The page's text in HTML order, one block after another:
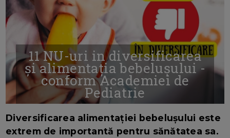
11 NU-uri in diversificarea
și alimentația bebelușului -
conform Academiei de
Pediatrie
Diversificarea alimentației bebelușului este
extrem de importantă pentru sănătatea sa.